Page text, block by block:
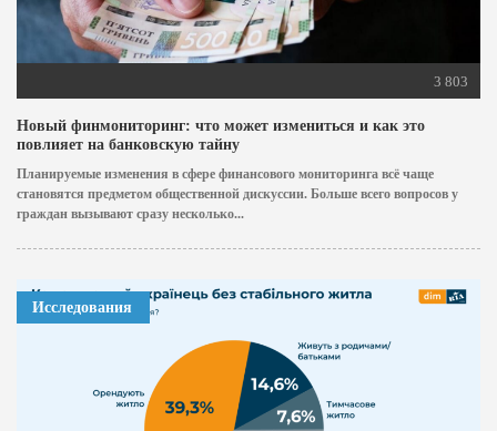
3 803
Новый финмониторинг: что может измениться и как это
повлияет на банковскую тайну
Планируемые изменения в сфере финансового мониторинга всё чаще
становятся предметом общественной дискуссии. Больше всего вопросов у
граждан вызывают сразу несколько...
Исследования